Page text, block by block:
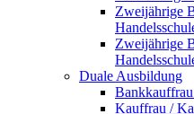
Zweijährige
Zweijährige
Duale Ausbildung
Kauffrau /